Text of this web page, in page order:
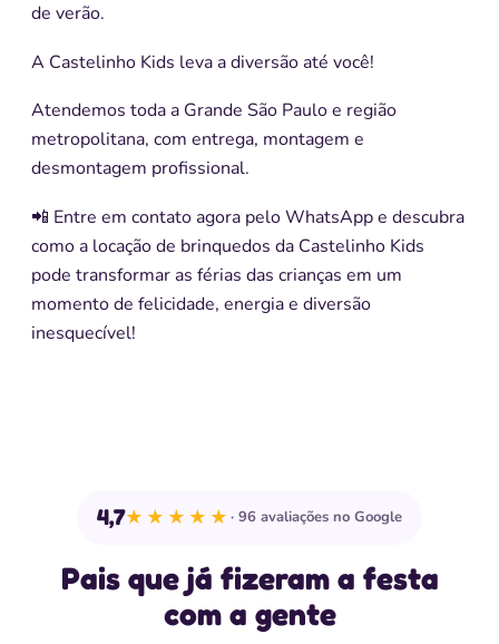
de verão.
A Castelinho Kids leva a diversão até você!
Atendemos toda a Grande São Paulo e região
metropolitana, com entrega, montagem e
desmontagem profissional.
📲 Entre em contato agora pelo WhatsApp e descubra
como a locação de brinquedos da Castelinho Kids
pode transformar as férias das crianças em um
momento de felicidade, energia e diversão
inesquecível!
4,7★★★★★ 96 avaliações no Google
Pais que já fizeram a festa
com a gente